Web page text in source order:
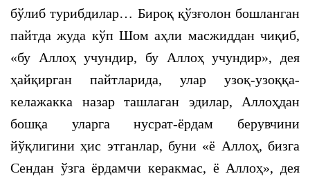
бўлиб турибдилар… Бироқ қўзғолон бошланган
пайтда жуда кўп Шом аҳли масжиддан чиқиб,
«бу Аллоҳ учундир, бу Аллоҳ учундир», дея
ҳайқирган пайтларида, улар узоқ-узоққа-
келажакка назар ташлаган эдилар, Аллоҳдан
бошқа уларга нусрат-ёрдам берувчини
йўқлигини ҳис этганлар, буни «ё Аллоҳ, бизга
Сендан ўзга ёрдамчи керакмас, ё Аллоҳ», дея